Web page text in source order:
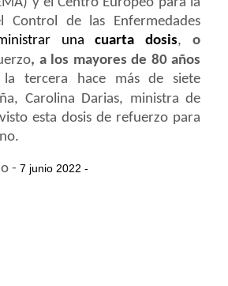
Control de las Enfermedades
unacuarta dosis,o
, a los mayores de 80 años
la tercera hace más de siete
Carolina Darias, ministra de
esta dosis de refuerzo para
- 7 junio 2022 -